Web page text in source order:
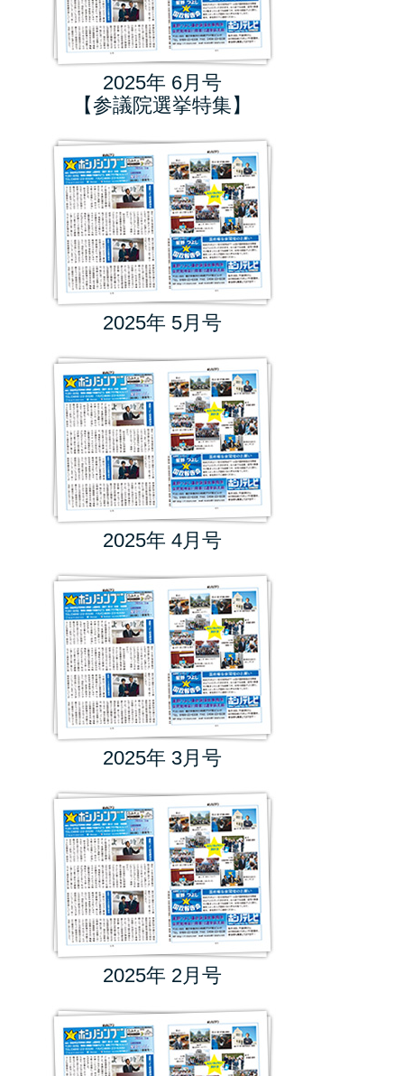
2025年 6月号
【参議院選挙特集】
2025年 5月号
2025年 4月号
2025年 3月号
2025年 2月号